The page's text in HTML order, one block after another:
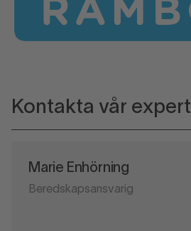
Kontakta vår expert
Marie Enhörning
Beredskapsansvarig